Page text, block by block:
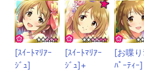
[ｽｲｰﾄﾏﾘｱｰ
ｼﾞｭ]
[ｽｲｰﾄﾏﾘｱｰ
ｼﾞｭ]+
[お喋り
ﾊﾟｰﾃｨｰ]